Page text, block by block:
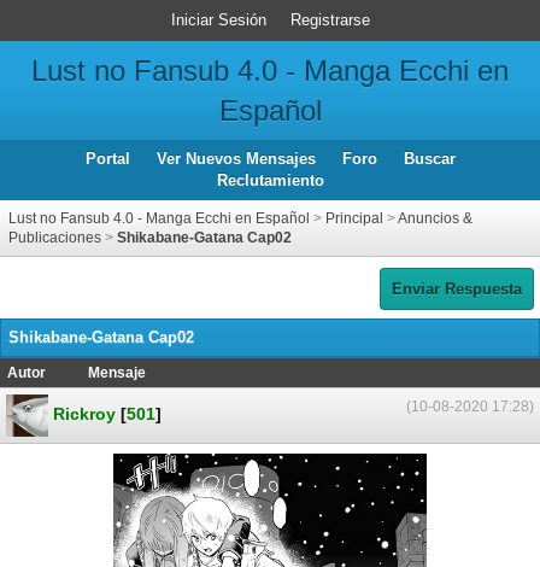
Iniciar Sesión Registrarse
Lust no Fansub 4.0 - Manga Ecchi en
Español
Portal Ver Nuevos Mensajes Foro
Buscar
Reclutamiento
Lust no Fansub 4.0 - Manga Ecchi en Español > Principal >Anuncios &
Publicaciones > Shikabane-Gatana Cap02
Enviar Respuesta
Shikabane-Gatana Cap02
Autor
Mensaje
(10-08-2020 17:28)
Rickroy [501]